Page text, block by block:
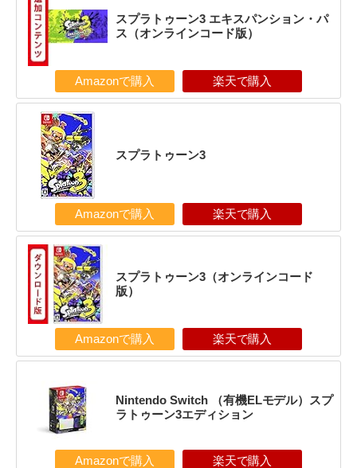
スプラトゥーン3 エキスパンション・パ
ス（オンラインコード版）
Amazonで購入 楽天で購入
スプラトゥーン3
Amazonで購入 楽天で購入
スプラトゥーン3（オンラインコード
版）
Amazonで購入 楽天で購入
Nintendo Switch （有機ELモデル）スプ
ラトゥーン3エディション
Amazonで購入 楽天で購入